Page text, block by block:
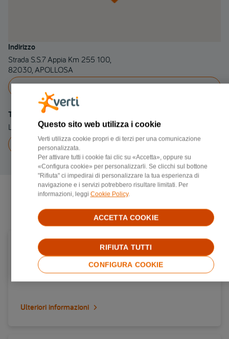
Indirizzo
Strada S.S.7 Appia Km 255 100,
82030, APOLLOSA
INDICAZIONI
Telefono
Linea fissa 082464547
Chiama a082464547
Negozi di riparazione più vicini
Carrozzerie convenzionata Verti in provincia di
Brescia
Via brescia 47, 25014, Castenedolo
Ulteriori informazioni
Questo sito web utilizza i cookie
Verti utilizza cookie propri e di terzi per una comunicazione
personalizzata.
Per attivare tutti i cookie fai clic su «Accetta», oppure su
«Configura cookie» per personalizzarli. Se clicchi sul bottone
"Rifiuta" ci impedirai di personalizzare la tua esperienza di
navigazione e i servizi potrebbero risultare limitati. Per
informazioni, leggi Cookie Policy.
CONFIGURA COOKIE
RIFIUTA TUTTI
ACCETTA COOKIE